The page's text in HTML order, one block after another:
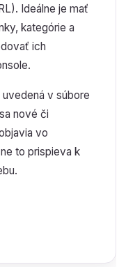
Ideálne je mať
kategórie a
ich
v súbore
nové či
vo
to prispieva k